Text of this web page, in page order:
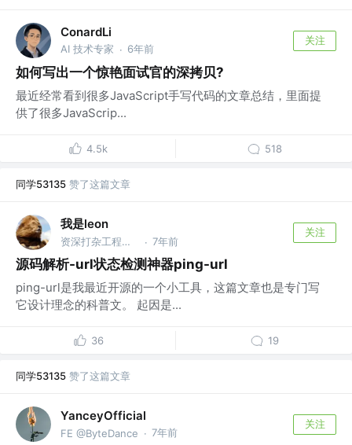
ConardLi
AI 技术专家 · 6年前
关注
如何写出一个惊艳面试官的深拷贝?
最近经常看到很多JavaScript手写代码的文章总结，里面提
供了很多JavaScrip...
4.5k 518
同学53135 赞了这篇文章
我是leon
资深打杂工程师 @荔枝 · 7年前
关注
源码解析-url状态检测神器ping-url
ping-url是我最近开源的一个小工具，这篇文章也是专门写
它设计理念的科普文。 起因是...
36 19
同学53135 赞了这篇文章
YanceyOfficial
FE @ByteDance · 7年前
关注